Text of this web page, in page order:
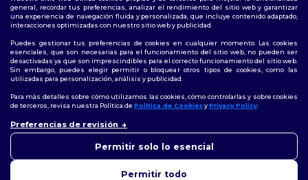
Madrid | Barcelona | Valencia|Seville | Zaragoza| Málaga |Murcia|
Palma|Bilbao | Alicante
general, recordar tus preferencias, analizar el rendimiento del sitio web y garantizar
una experiencia de navegación fluida y personalizada, que incluye contenido adaptado,
interacciones optimizadas con nuestro sitio web y publicidad.
Puedes gestionar tus preferencias de cookies en cualquier momento. Las cookies
esenciales, que son necesarias para el funcionamiento del sitio web, no pueden ser
desactivadas ya que son imprescindibles para el correcto funcionamiento del sitio web.
Sin embargo, puedes elegir permitir o bloquear otros tipos de cookies, como las
utilizadas para personalización, análisis y publicidad.
Para más detalles sobre cómo utilizamos las cookies, cómo controlarlas y sobre cookies
de terceros, revisa nuestra Política de Política de CookiesyPrivacy Policy.
Preferencias de revisión
Permitir solo lo esencial
Permitir todo
cualquier momento. Nuestro
ayudarte.